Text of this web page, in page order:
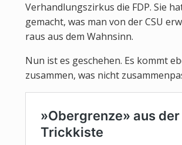
Verhandlungszirkus die FDP. Sie
gemacht, was man von der CSU
raus aus dem Wahnsinn.
Nun ist es geschehen. Es kommt
zusammen, was nicht